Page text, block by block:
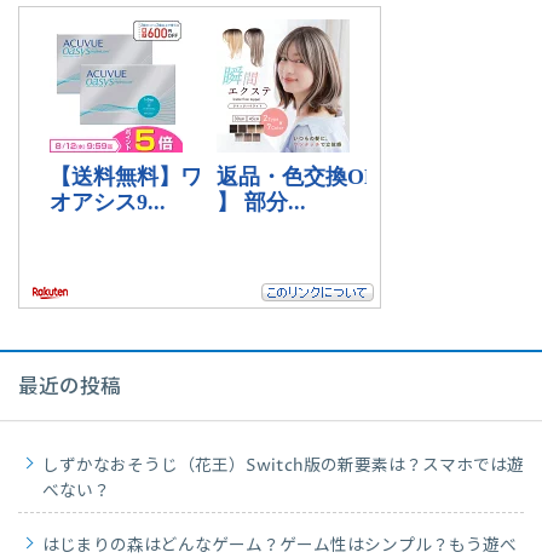
最近の投稿
しずかなおそうじ（花王）Switch版の新要素は？スマホでは遊
べない？
はじまりの森はどんなゲーム？ゲーム性はシンプル？もう遊べ